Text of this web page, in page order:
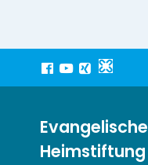
Evangelische
Heimstiftung